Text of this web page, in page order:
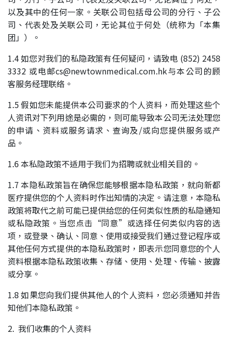
以及其中的任何一家。关联公司包括母公司的分行、子公
司、代表处及关联公司，无论其位于何处（统称为「本集
团」）。
1.4 如您对我们的私隐政策有任何疑问，请致电 (852) 2458
3332 或电邮cs@newtownmedical.com.hk与本公司的顾
客服务经理联络。
1.5 假如您未能提供本公司要求的个人资料，而处理这些个
人资讯对下列用途是必需的，则可能导致本公司无法处理您
的申请、资料或服务请求、查询及/或向您提供服务或产
品。
1.6 本私隐政策不适用于我们为招聘或就业相关目的。
1.7 本隐私政策旨在确保您能够根据本隐私政策，就向新都
医疗提供您的个人资料时作出知情的决定。请注意，本隐私
政策将取代之前可能已提供给您的任何类似性质的私隐通知
或私隐政策。当您点击“同意”或选择任何类似内容的选
项，或登录、确认、同意、使用或接受我们通过登记程序或
其他任何方式提供的本隐私政策时，即表示您同意您的个人
资料根据本隐私政策收集、存储、使用、处理、传输、披露
或分享。
1.8 如果您向我们提供其他人的个人资料，您必须通知并告
知他们本隐私政策。
2. 我们收集的个人资料